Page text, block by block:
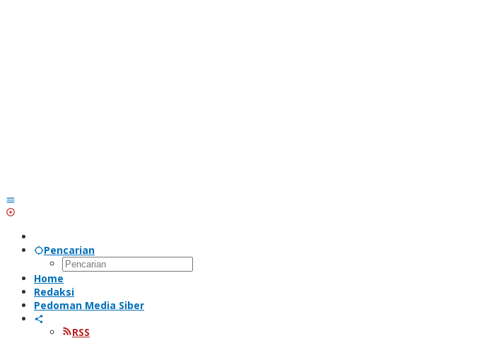
Pencarian
Home
Redaksi
Pedoman Media Siber
RSS